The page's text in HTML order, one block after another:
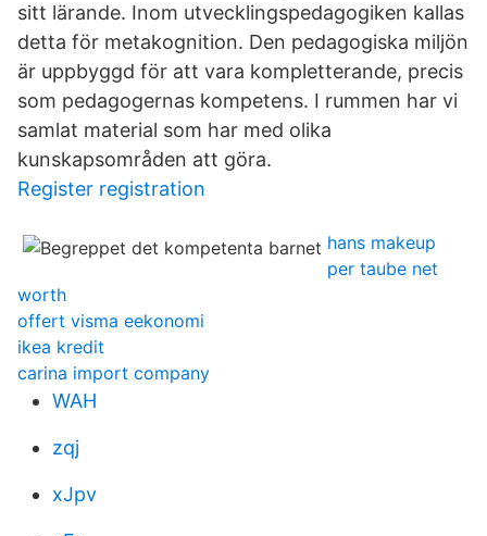
sitt lärande. Inom utvecklingspedagogiken kallas
detta för metakognition. Den pedagogiska miljön
är uppbyggd för att vara kompletterande, precis
som pedagogernas kompetens. I rummen har vi
samlat material som har med olika
kunskapsområden att göra.
Register registration
hans makeup
per taube net
worth
offert visma eekonomi
ikea kredit
carina import company
WAH
zqj
xJpv